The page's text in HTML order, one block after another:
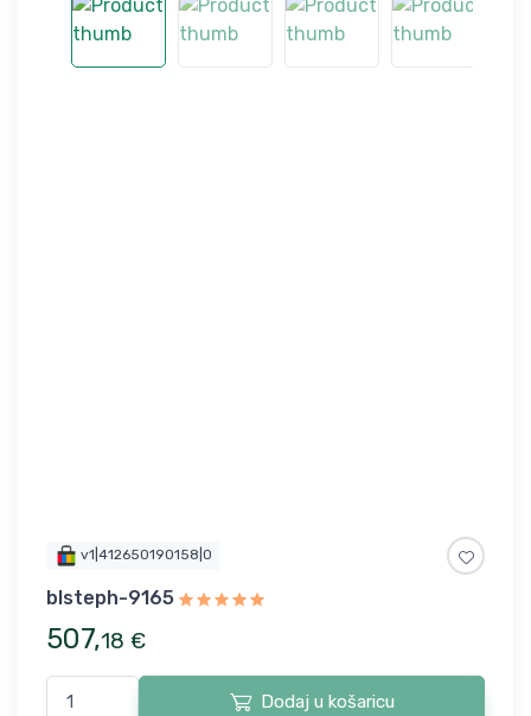
v1|412650190158|0
blsteph-9165
507,18 €
Dodaj u košaricu